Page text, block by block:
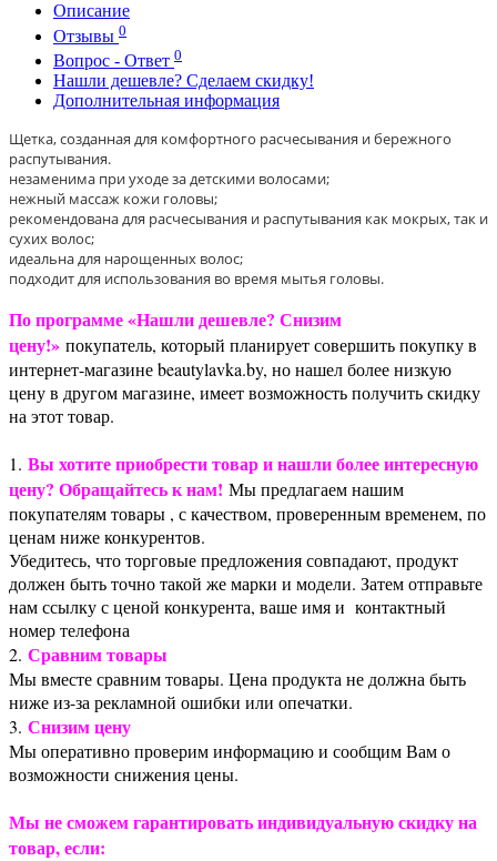
Описание
Отзывы 0
Вопрос - Ответ 0
Нашли дешевле? Сделаем скидку!
Дополнительная информация
Щетка, созданная для комфортного расчесывания и бережного
распутывания.
незаменима при уходе за детскими волосами;
нежный массаж кожи головы;
рекомендована для расчесывания и распутывания как мокрых, так и
сухих волос;
идеальна для нарощенных волос;
подходит для использования во время мытья головы.
По программе «Нашли дешевле? Снизим
цену!» покупатель, который планирует совершить покупку в
интернет-магазине beautylavka.by, но нашел более низкую
цену в другом магазине, имеет возможность получить скидку
на этот товар.
1. Вы хотите приобрести товар и нашли более интересную
цену? Обращайтесь к нам! Мы предлагаем нашим
покупателям товары , с качеством, проверенным временем, по
ценам ниже конкурентов.
Убедитесь, что торговые предложения совпадают, продукт
должен быть точно такой же марки и модели. Затем отправьте
нам ссылку с ценой конкурента, ваше имя и контактный
номер телефона
2. Сравним товары
Мы вместе сравним товары. Цена продукта не должна быть
ниже из-за рекламной ошибки или опечатки.
3. Снизим цену
Мы оперативно проверим информацию и сообщим Вам о
возможности снижения цены.
Мы не сможем гарантировать индивидуальную скидку на
товар, если: